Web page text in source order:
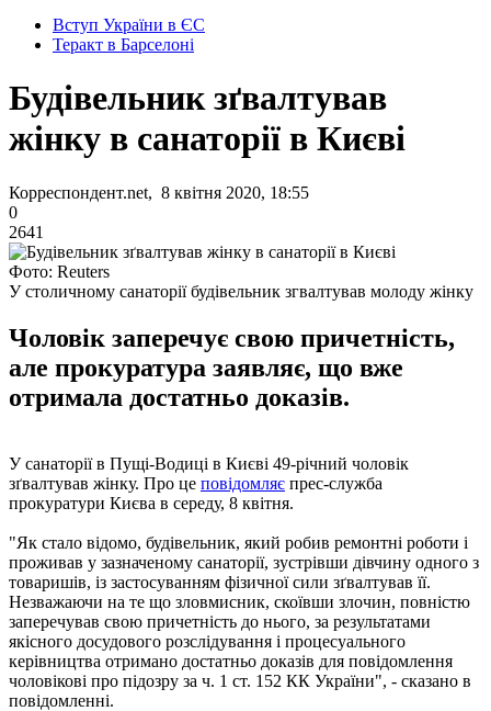
Вступ України в ЄС
Теракт в Барселоні
Будівельник зґвалтував
жінку в санаторії в Києві
Корреспондент.net, 8 квітня 2020, 18:55
0
2641
Фото: Reuters
У столичному санаторії будівельник згвалтував молоду жінку
Чоловік заперечує свою причетність,
але прокуратура заявляє, що вже
отримала достатньо доказів.
У санаторії в Пущі-Водиці в Києві 49-річний чоловік
зґвалтував жінку. Про це повідомляє прес-служба
прокуратури Києва в середу, 8 квітня.
"Як стало відомо, будівельник, який робив ремонтні роботи і
проживав у зазначеному санаторії, зустрівши дівчину одного з
товаришів, із застосуванням фізичної сили зґвалтував її.
Незважаючи на те що зловмисник, скоївши злочин, повністю
заперечував свою причетність до нього, за результатами
якісного досудового розслідування і процесуального
керівництва отримано достатньо доказів для повідомлення
чоловікові про підозру за ч. 1 ст. 152 КК України", - сказано в
повідомленні.